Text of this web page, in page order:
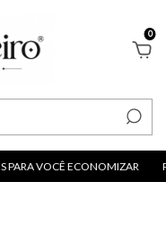
0
PARA VOCÊ ECONOMIZAR